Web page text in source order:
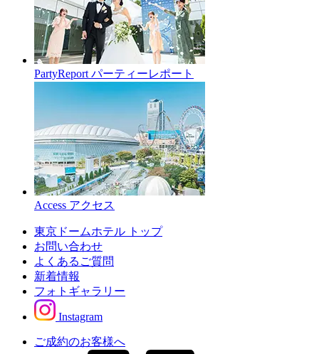
PartyReport パーティーレポート
Access アクセス
東京ドームホテル トップ
お問い合わせ
よくあるご質問
新着情報
フォトギャラリー
Instagram
ご成約のお客様へ